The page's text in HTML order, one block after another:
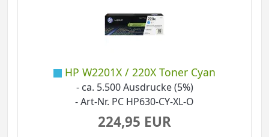
HP W2201X / 220X Toner Cyan
- ca. 5.500 Ausdrucke (5%)
- Art-Nr. PC HP630-CY-XL-O
224,95 EUR